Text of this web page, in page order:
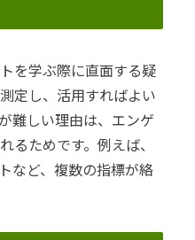
を学ぶ際に直面する疑
定し、活用すればよい
難しい理由は、エンゲ
るためです。例えば、
など、複数の指標が絡